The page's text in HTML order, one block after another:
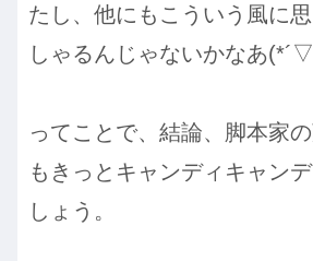
たし、他にもこういう風に
しゃるんじゃないかなあ
ってことで、結論、脚本家
もきっとキャンディキャン
しょう。